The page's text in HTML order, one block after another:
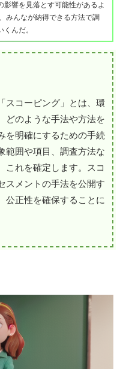
影響を見落とす可能性があるよ
みんなが納得できる方法で調
んだ。
スコーピング」とは、環
どのような手法や方法を
を明確にするための手続
範囲や項目、調査方法な
これを確定します。スコ
スメントの手法を公開す
公正性を確保することに